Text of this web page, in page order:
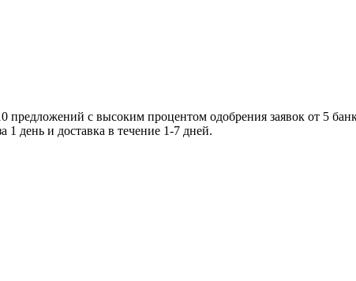
предложений с высоким процентом одобрения заявок от 5
день и доставка в течение 1-7 дней.